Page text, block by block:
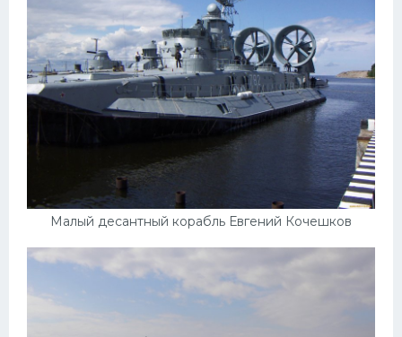
Малый десантный корабль Евгений Кочешков